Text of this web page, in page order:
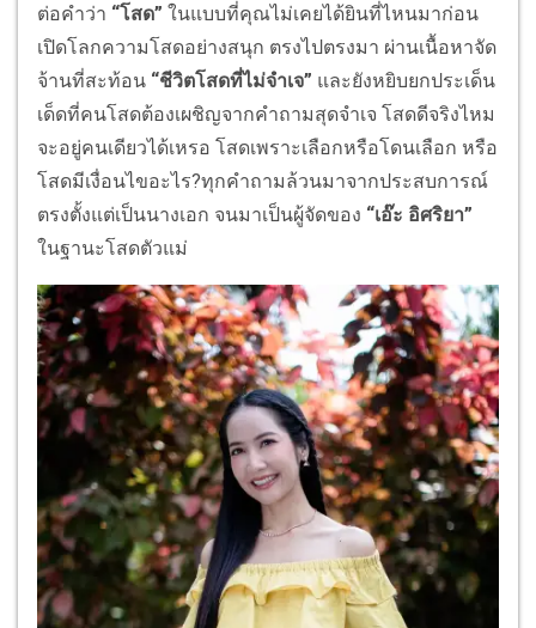
ต่อคำว่า “โสด” ในแบบที่คุณไม่เคยได้ยินที่ไหนมาก่อน
เปิดโลกความโสดอย่างสนุก ตรงไปตรงมา ผ่านเนื้อหาจัด
จ้านที่สะท้อน “ชีวิตโสดที่ไม่จำเจ” และยังหยิบยกประเด็น
เด็ดที่คนโสดต้องเผชิญจากคำถามสุดจำเจ โสดดีจริงไหม
จะอยู่คนเดียวได้เหรอ โสดเพราะเลือกหรือโดนเลือก หรือ
โสดมีเงื่อนไขอะไร?ทุกคำถามล้วนมาจากประสบการณ์
ตรงตั้งแต่เป็นนางเอก จนมาเป็นผู้จัดของ “เอ๊ะ อิศริยา”
ในฐานะโสดตัวแม่